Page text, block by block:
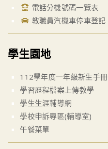
電話分機號碼一覽表
教職員汽機車停車登記
學生園地
112學年度一年級新生手冊
學習歷程檔案上傳教學
學生生涯輔導網
學校申訴專區(輔導室)
午餐菜單